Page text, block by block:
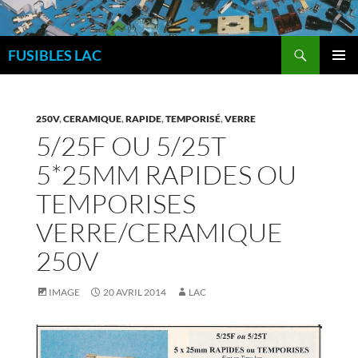
Aller
au
contenu
FUSIBLES LAC
250V,CERAMIQUE,RAPIDE,TEMPORISÉ,VERRE
5/25F OU 5/25T
5*25MM RAPIDES OU
TEMPORISES
VERRE/CERAMIQUE
250V
IMAGE 20 AVRIL 2014 LAC